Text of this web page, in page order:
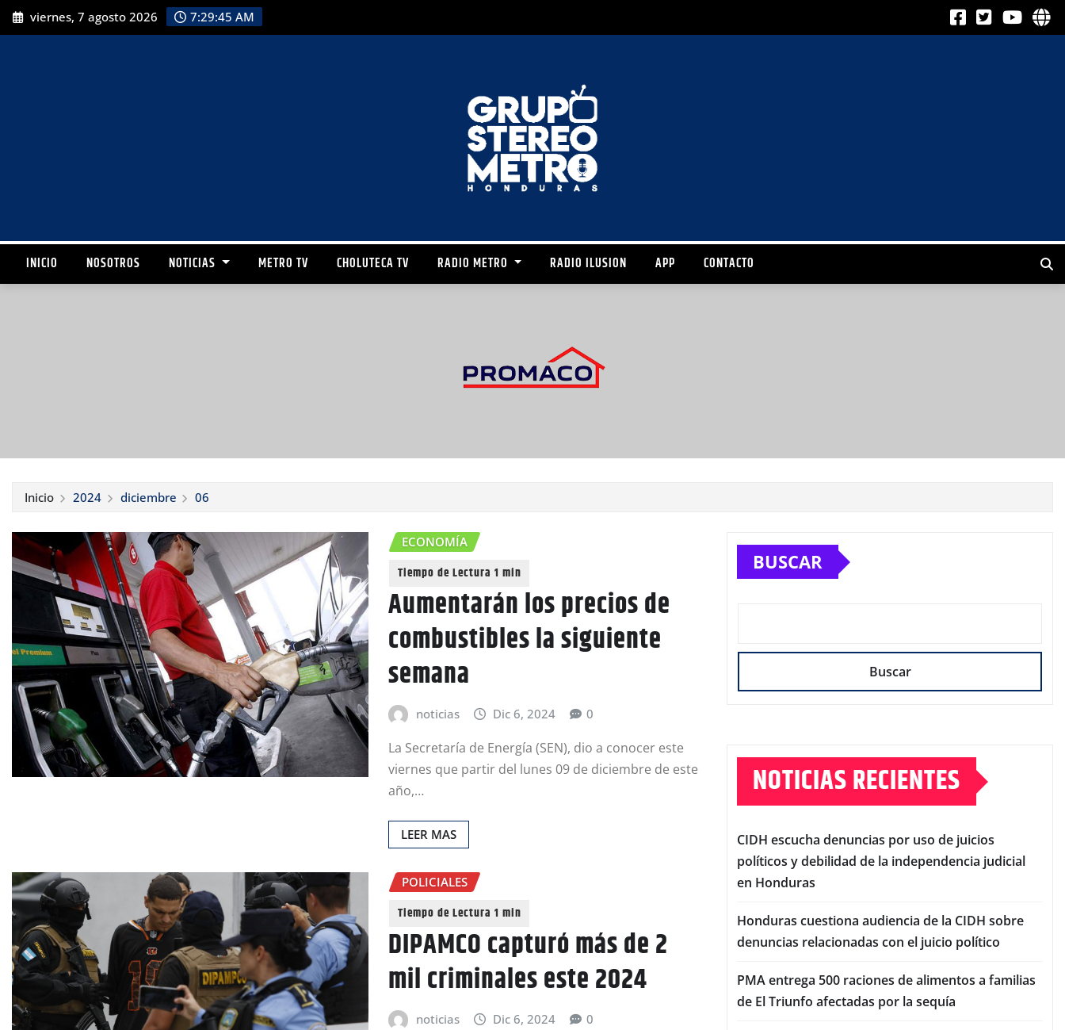
viernes, 7 agosto 2026 7:29:46 AM
INICIO NOSOTROS NOTICIAS METRO TV CHOLUTECA TV RADIO METRO RADIO ILUSION APP CONTACTO
Inicio 2024 diciembre 06
ECONOMÍA
Aumentarán los precios de
combustibles la siguiente
semana
noticias Dic 6, 2024 0
La Secretaría de Energía (SEN), dio a conocer este
viernes que partir del lunes 09 de diciembre de este
año,…
LEER MAS
POLICIALES
DIPAMCO capturó más de 2
mil criminales este 2024
noticias Dic 6, 2024 0
BUSCAR
Buscar
NOTICIAS RECIENTES
CIDH escucha denuncias por uso de juicios
políticos y debilidad de la independencia judicial
en Honduras
Honduras cuestiona audiencia de la CIDH sobre
denuncias relacionadas con el juicio político
PMA entrega 500 raciones de alimentos a familias
de El Triunfo afectadas por la sequía